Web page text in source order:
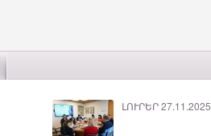
ԼՈՒՐԵՐ 27.11.2025